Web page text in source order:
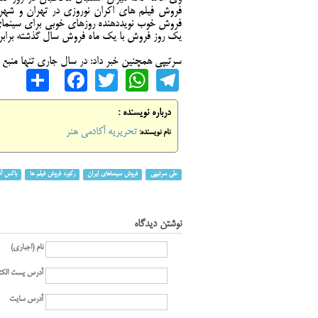
فروش فیلم های اکران نوروزی در تهران و
یک روز فروش با یک ماه فروش سال گذشته
سرتیپی همچنین خبر داد: در سال جاری تنها
Telegram
WhatsApp
Twitter
درباره نویسنده :
نام نویسنده: تحریریه آکادمی هنر
علی سرتیپی فروش سینماهای ایران رکورد فروش فیلم ها باکس
نوشتن دیدگاه
نام (اجباری)
آدرس پست
آدرس سایت